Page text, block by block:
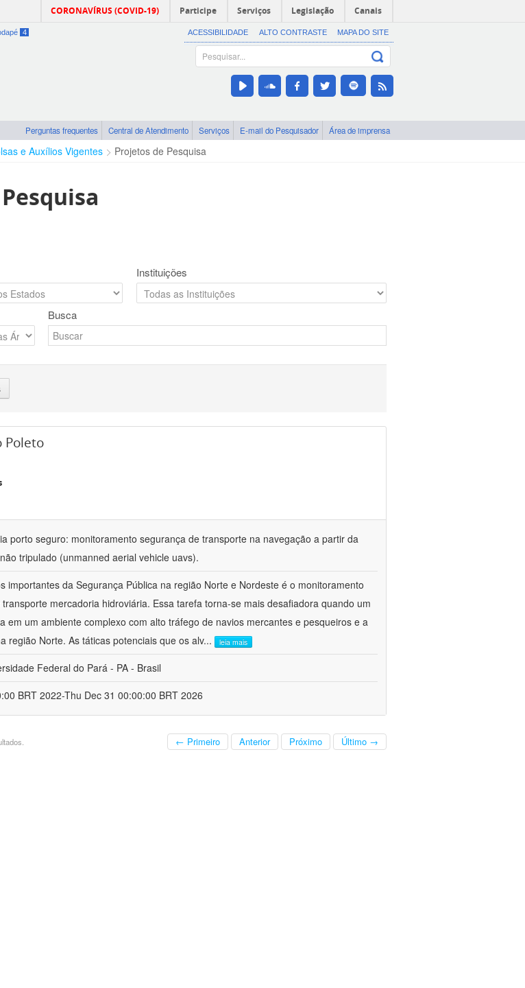
CORONAVÍRUS (COVID-19) Participe Serviços Legislação Canais
4 ACESSIBILIDADE ALTO CONTRASTE MAPA DO SITE
Perguntas frequentes Central de Atendimento Serviços E-mail do Pesquisador Área de imprensa
e Auxílios Vigentes Projetos de Pesquisa
Instituições
Busca
Poleto
porto seguro: monitoramento segurança de transporte na navegação a partir da
tripulado (unmanned aerial vehicle uavs).
importantes da Segurança Pública na região Norte e Nordeste é o monitoramento
mercadoria hidroviária. Essa tarefa torna-se mais desafiadora quando um
em um ambiente complexo com alto tráfego de navios mercantes e pesqueiros e a
região Norte. As táticas potenciais que os alv... leia mais
Federal do Pará - PA - Brasil
BRT 2022-Thu Dec 31 00:00:00 BRT 2026
← Primeiro Anterior Próximo Último →